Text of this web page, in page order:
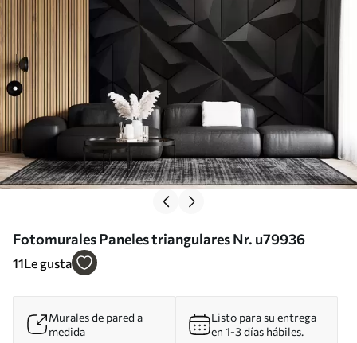
Fotomurales Paneles triangulares Nr. u79936
11Le gusta
Murales de pared a
medida
Listo para su entrega
en 1-3 días hábiles.